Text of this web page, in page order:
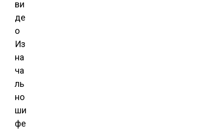
Из
на
ча
ль
но
ши
фе